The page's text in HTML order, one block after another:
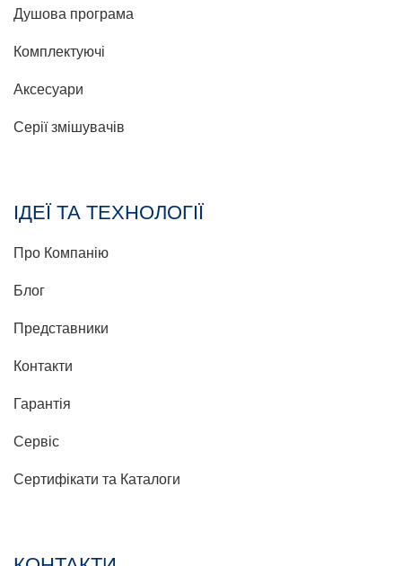
Душова програма
Комплектуючі
Аксесуари
Серії змішувачів
ІДЕЇ ТА ТЕХНОЛОГІЇ
Про Компанію
Блог
Представники
Контакти
Гарантія
Сервіс
Сертифікати та Каталоги